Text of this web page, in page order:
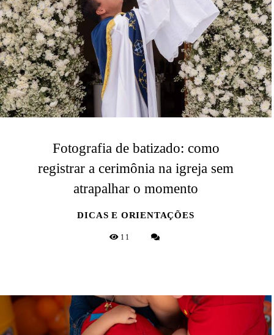
Fotografia de batizado: como
registrar a cerimônia na igreja sem
atrapalhar o momento
DICAS E ORIENTAÇÕES
11